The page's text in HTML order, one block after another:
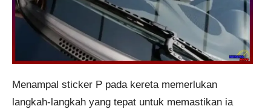
Menampal sticker P pada kereta memerlukan
langkah-langkah yang tepat untuk memastikan ia